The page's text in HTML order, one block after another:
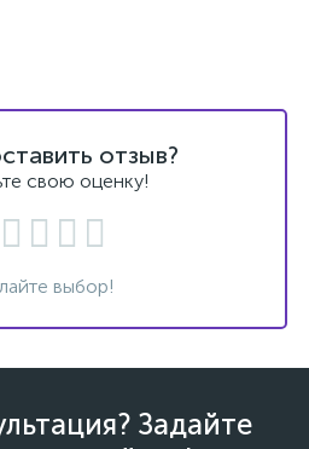
отзыв?
свою оценку!
выбор!
Задайте